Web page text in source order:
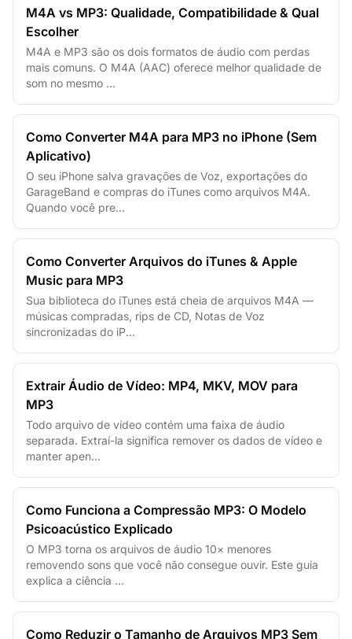
M4A vs MP3: Qualidade, Compatibilidade & Qual
Escolher
M4A e MP3 são os dois formatos de áudio com perdas
mais comuns. O M4A (AAC) oferece melhor qualidade de
som no mesmo ...
Como Converter M4A para MP3 no iPhone (Sem
Aplicativo)
O seu iPhone salva gravações de Voz, exportações do
GarageBand e compras do iTunes como arquivos M4A.
Quando você pre...
Como Converter Arquivos do iTunes & Apple
Music para MP3
Sua biblioteca do iTunes está cheia de arquivos M4A —
músicas compradas, rips de CD, Notas de Voz
sincronizadas do iP...
Extrair Áudio de Vídeo: MP4, MKV, MOV para
MP3
Todo arquivo de vídeo contém uma faixa de áudio
separada. Extraí-la significa remover os dados de vídeo e
manter apen...
Como Funciona a Compressão MP3: O Modelo
Psicoacústico Explicado
O MP3 torna os arquivos de áudio 10× menores
removendo sons que você não consegue ouvir. Este guia
explica a ciência ...
Como Reduzir o Tamanho de Arquivos MP3 Sem